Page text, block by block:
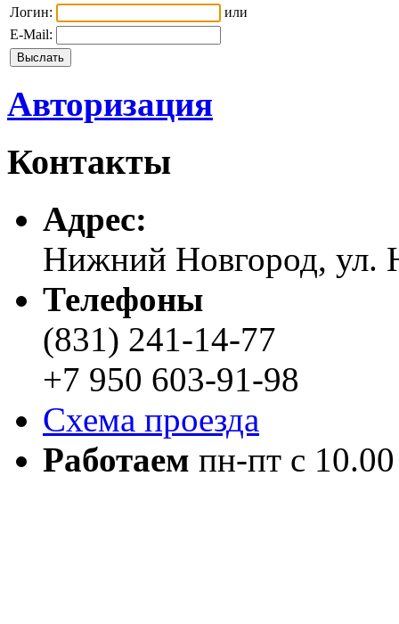
Логин:
или
E-Mail:
Авторизация
Контакты
Адреc:
Нижний Новгород, ул.
Телефоны
(831) 241-14-77
+7 950 603-91-98
Схема проезда
Работаем пн-пт с